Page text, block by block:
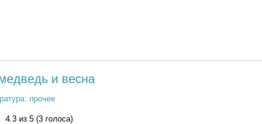
и весна
прочее
4.3 из 5 (3 голоса)